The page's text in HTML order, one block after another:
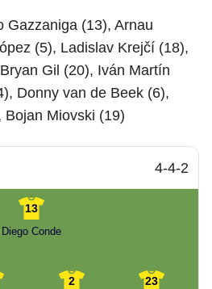
Gazzaniga (13), Arnau
(5), Ladislav Krejčí (18),
Gil (20), Iván Martín
Donny van de Beek (6),
Bojan Miovski (19)
4-4-2
13
Diego Conde
2
23